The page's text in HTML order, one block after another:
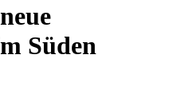
Süden